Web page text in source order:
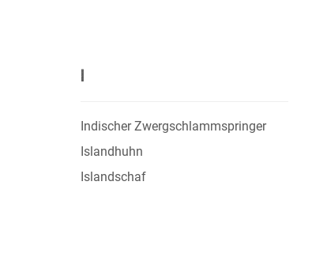
I
Indischer Zwergschlammspringer
Islandhuhn
Islandschaf